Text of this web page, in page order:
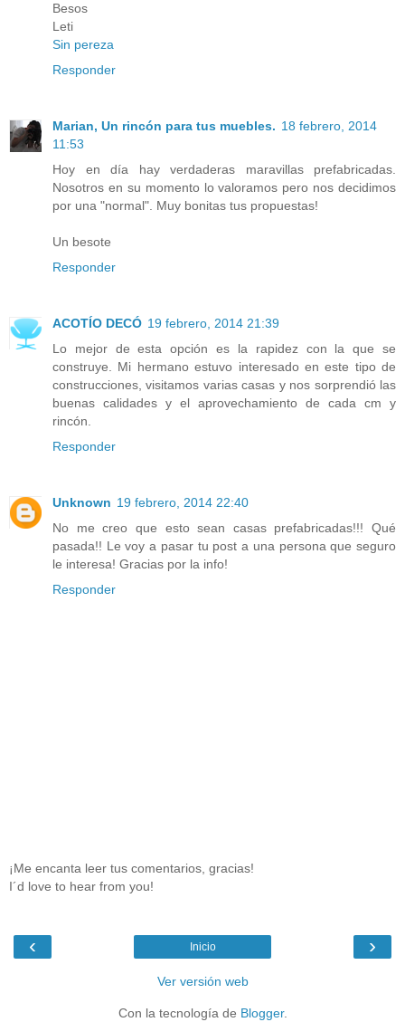
Besos
Leti
Sin pereza
Responder
Marian, Un rincón para tus muebles. 18 febrero, 2014
11:53
Hoy en día hay verdaderas maravillas prefabricadas.
Nosotros en su momento lo valoramos pero nos decidimos
por una "normal". Muy bonitas tus propuestas!
Un besote
Responder
ACOTÍO DECÓ 19 febrero, 2014 21:39
Lo mejor de esta opción es la rapidez con la que se
construye. Mi hermano estuvo interesado en este tipo de
construcciones, visitamos varias casas y nos sorprendió las
buenas calidades y el aprovechamiento de cada cm y
rincón.
Responder
Unknown 19 febrero, 2014 22:40
No me creo que esto sean casas prefabricadas!!! Qué
pasada!! Le voy a pasar tu post a una persona que seguro
le interesa! Gracias por la info!
Responder
¡Me encanta leer tus comentarios, gracias!
I´d love to hear from you!
‹ ›
Inicio
Ver versión web
Con la tecnología de Blogger.